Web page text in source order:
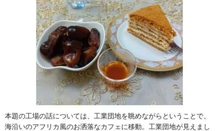
本題の工場の話については、工業団地を眺めながらということで、
海沿いのアフリカ風のお洒落なカフェに移動。工業団地が見えまし